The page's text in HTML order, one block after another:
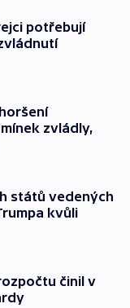
potřebují
zvládly,
států vedených
kvůli
činil v